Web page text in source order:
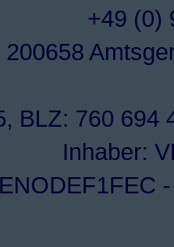
+49 (0)
BLZ: 760 694
Inhaber: